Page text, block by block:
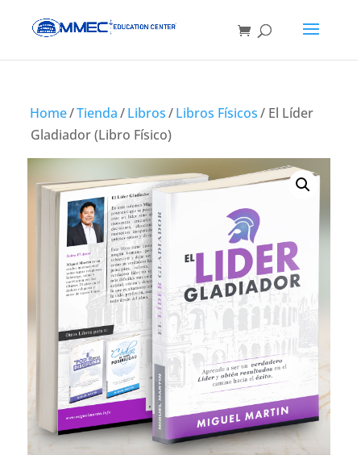
Home/Tienda/Libros/Libros Físicos/ El Líder
Gladiador (Libro Físico)